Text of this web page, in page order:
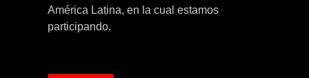
América Latina, en la cual estamos
participando.